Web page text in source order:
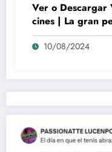
Ver o Descargar
cines | La gran
culto Disney |
10/08/2024